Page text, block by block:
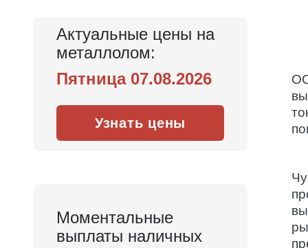
Актуальные цены на
металлолом:
Пятница 07.08.2026
Узнать цены
Моментальные
выплаты наличных